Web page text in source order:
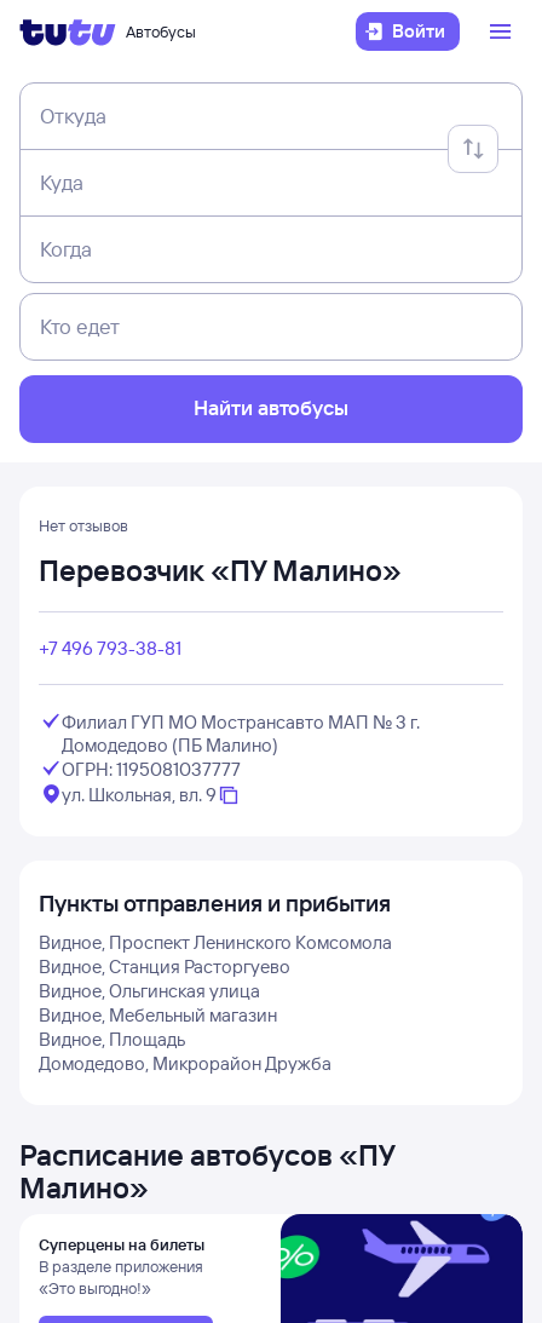
Автобусы Войти
Откуда
Куда
Когда
Кто едет
Найти автобусы
Нет отзывов
Перевозчик «ПУ Малино»
+7 496 793-38-81
Филиал ГУП МО Мострансавто МАП № 3 г.
Домодедово (ПБ Малино)
ОГРН: 1195081037777
ул. Школьная, вл. 9
Расписание автобусов «ПУ
Малино»
Суперцены на билеты
В разделе приложения
«Это выгодно!»
Пункты отправления и прибытия
Видное, Проспект Ленинского Комсомола
Видное, Станция Расторгуево
Видное, Ольгинская улица
Видное, Мебельный магазин
Видное, Площадь
Домодедово, Микрорайон Дружба